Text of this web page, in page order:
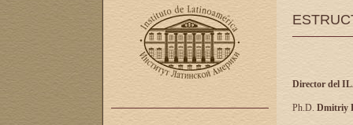
Director del
Ph.D. Dmitriy